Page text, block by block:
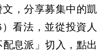
，分享募集中的凱
看法，並從投資人
息派」切入，點出